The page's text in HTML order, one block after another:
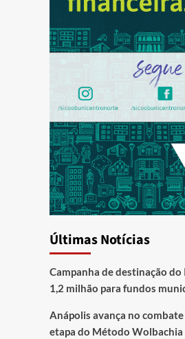
Últimas Notícias
Campanha de destinação do
1,2 milhão para fundos
Anápolis avança no
etapa do Método Wolbachia